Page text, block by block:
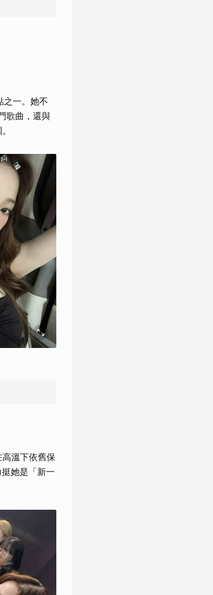
之一。她不
歌曲，還與
溫下依舊保
她是「新一